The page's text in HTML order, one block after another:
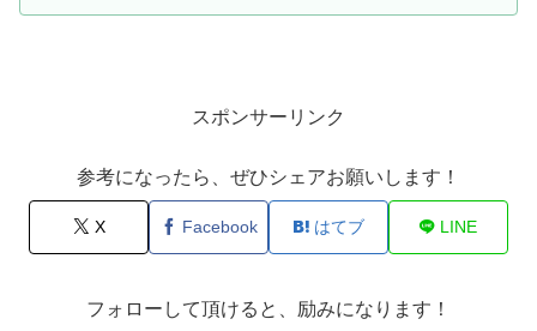
スポンサーリンク
参考になったら、ぜひシェアお願いします！
X Facebook はてブ LINE
フォローして頂けると、励みになります！